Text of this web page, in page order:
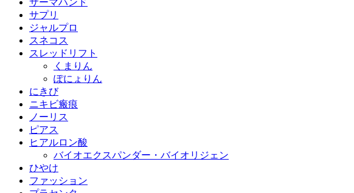
サプリ
ジャルプロ
スネコス
スレッドリフト
くまりん
ぽにょりん
にきび
ニキビ瘢痕
ノーリス
ピアス
ヒアルロン酸
バイオエクスパンダー・バイオリジェン
ひやけ
ファッション